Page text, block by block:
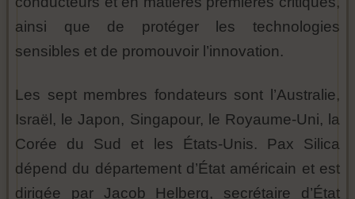
ainsi que de protéger les technologies
sensibles et de promouvoir l’innovation.
Les sept membres fondateurs sont l’Australie,
Israël, le Japon, Singapour, le Royaume-Uni, la
Corée du Sud et les États-Unis. Pax Silica
dépend du département d’État américain et est
dirigée par Jacob Helberg, secrétaire d’État